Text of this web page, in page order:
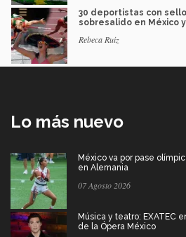
30 deportistas con
sobresalido en México
Rebeca Ruiz
Lo más nuevo
México va por pase
en Alemania
07 Agosto 2026
Música y teatro: EXATEC
de la Ópera México